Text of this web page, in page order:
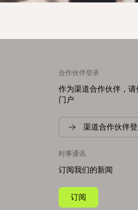
合作伙伴登录
作为渠道合作伙伴，
门户
渠道合作伙伴
时事通讯
订阅我们的新闻
订阅